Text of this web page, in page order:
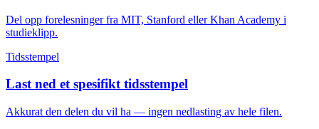
Del opp forelesninger fra MIT, Stanford eller Khan Academy i
studieklipp.
Tidsstempel
Last ned et spesifikt tidsstempel
Akkurat den delen du vil ha — ingen nedlasting av hele filen.